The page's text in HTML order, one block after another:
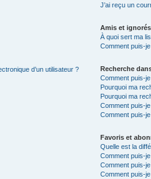
d’un utilisateur ?
J’ai reçu un
Amis et ignorés
À quoi sert ma
Comment puis-
Recherche
Comment puis-
Pourquoi ma
Pourquoi ma
Comment puis-
Comment puis-
Favoris et
Quelle est la
Comment puis-
Comment puis-
Comment puis-